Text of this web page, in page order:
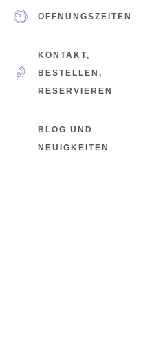
ÖFFNUNGSZEITEN
KONTAKT,
BESTELLEN,
RESERVIEREN
BLOG UND
NEUIGKEITEN